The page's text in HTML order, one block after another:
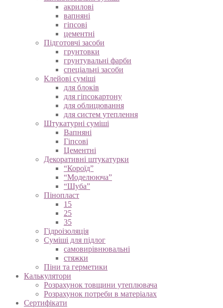
акрилові
вапняні
гіпсові
цементні
Підготовчі засоби
грунтовки
грунтувальні фарби
спеціальні засоби
Клейові суміші
для блоків
для гіпсокартону
для облицювання
для систем утеплення
Штукатурні суміші
Вапняні
Гіпсові
Цементні
Декоративні штукатурки
“Короїд”
“Моделююча”
“Шуба”
Пінопласт
15
25
35
Гідроізоляція
Суміші для підлог
самовирівнювальні
стяжки
Піни та герметики
Калькулятори
Розрахунок товщини утеплювача
Розрахунок потреби в матеріалах
Сертифікати